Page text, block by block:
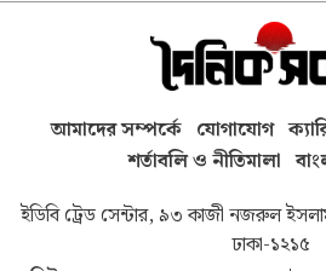
নীতিমালার খবরকে
সরকার
মানুষ বোঝেই না
বিরোধিতা করে:
টুকরা করে ১১টি
লাশ, এখনো উদ্ধার
আমাদের সম্পর্কে যোগাযোগ
শর্তাবলি ও নীতিমালা
ইডিবি ট্রেড সেন্টার, ৯৩ কাজী নজরুল
ঢাকা-১২১৫